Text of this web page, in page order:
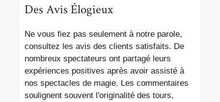
Des Avis Élogieux
Ne vous fiez pas seulement à notre parole,
consultez les avis des clients satisfaits. De
nombreux spectateurs ont partagé leurs
expériences positives après avoir assisté à
nos spectacles de magie. Les commentaires
soulignent souvent l'originalité des tours,